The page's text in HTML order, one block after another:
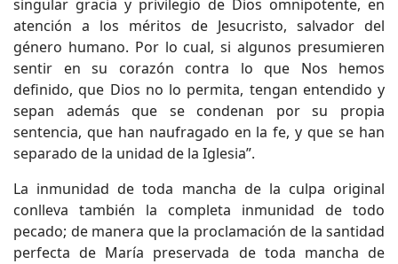
singular gracia y privilegio de Dios omnipotente, en
atención a los méritos de Jesucristo, salvador del
género humano. Por lo cual, si algunos presumieren
sentir en su corazón contra lo que Nos hemos
definido, que Dios no lo permita, tengan entendido y
sepan además que se condenan por su propia
sentencia, que han naufragado en la fe, y que se han
separado de la unidad de la Iglesia”.
La inmunidad de toda mancha de la culpa original
conlleva también la completa inmunidad de todo
pecado; de manera que la proclamación de la santidad
perfecta de María preservada de toda mancha de